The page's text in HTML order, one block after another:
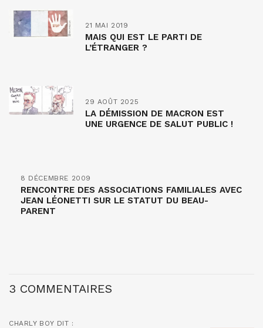
21 MAI 2019
MAIS QUI EST LE PARTI DE
L’ÉTRANGER ?
29 AOÛT 2025
LA DÉMISSION DE MACRON EST
UNE URGENCE DE SALUT PUBLIC !
8 DÉCEMBRE 2009
RENCONTRE DES ASSOCIATIONS FAMILIALES AVEC
JEAN LÉONETTI SUR LE STATUT DU BEAU-
PARENT
3 COMMENTAIRES
CHARLY BOY DIT :